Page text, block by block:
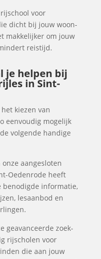
voor
dicht bij jouw woon-
makkelijker om jouw
reistijd.
je helpen bij
in Sint-
kiezen van
eenvoudig mogelijk
volgende handige
onze aangesloten
Oedenrode heeft
informatie,
lesaanbod en
geavanceerde zoek-
rijscholen voor
die aan jouw